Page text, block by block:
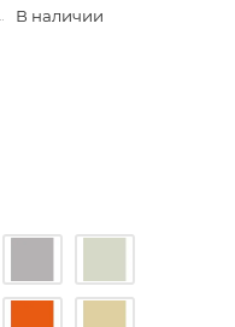
В наличии